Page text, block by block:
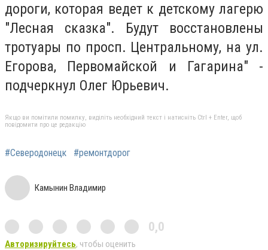
дороги, которая ведет к детскому лагерю
"Лесная сказка". Будут восстановлены
тротуары по просп. Центральному, на ул.
Егорова, Первомайской и Гагарина" -
подчеркнул Олег Юрьевич.
Якщо ви помітили помилку, виділіть необхідний текст і натисніть Ctrl + Enter, щоб
повідомити про це редакцію
#Северодонецк #ремонтдорог
Камынин Владимир
0,0
Авторизируйтесь, чтобы оценить